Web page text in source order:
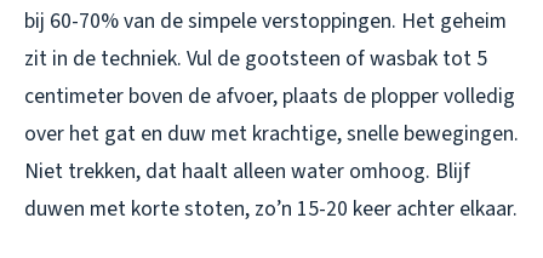
bij 60-70% van de simpele verstoppingen. Het geheim
zit in de techniek. Vul de gootsteen of wasbak tot 5
centimeter boven de afvoer, plaats de plopper volledig
over het gat en duw met krachtige, snelle bewegingen.
Niet trekken, dat haalt alleen water omhoog. Blijf
duwen met korte stoten, zo’n 15-20 keer achter elkaar.